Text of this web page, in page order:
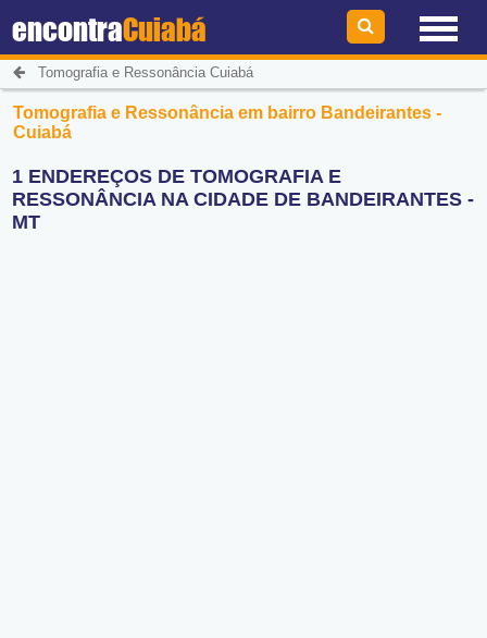
encontraCuiabá
Tomografia e Ressonância Cuiabá
Tomografia e Ressonância em bairro Bandeirantes -
Cuiabá
1 ENDEREÇOS DE TOMOGRAFIA E
RESSONÂNCIA NA CIDADE DE BANDEIRANTES -
MT